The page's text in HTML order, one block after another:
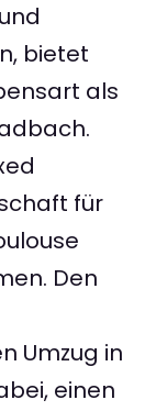
bietet
als
für
Den
Umzug in
einen